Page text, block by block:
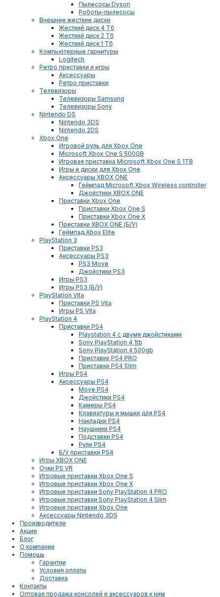
Пылесосы Dyson
Роботы-пылесосы
Внешние жесткие диски
Жесткий диск 4 Тб
Жесткий диск 2 Тб
Жесткий диск 1 Тб
Компьютерные гарнитуры
Logitech
Ретро приставки и игры
Аксессуары
Ретро приставки
Телевизоры
Телевизоры Samsung
Телевизоры Sony
Nintendo DS
Nintendo 3DS
Nintendo 2DS
Xbox One
Игровой руль для Xbox One
Microsoft Xbox One S 500GB
Игровая приставка Microsoft Xbox One S 1TB
Игры и диски для Xbox One
Аксессуары XBOX ONE
Геймпад Microsoft Xbox Wireless controller
Джойстики XBOX ONE
Приставки Xbox One
Приставки Xbox One S
Приставки Xbox One X
Приставки XBOX ONE (Б/У)
Геймпад Xbox Elite
PlayStation 3
Приставки PS3
Аксессуары PS3
PS3 Move
Джойстики PS3
Игры PS3
Игры PS3 (Б/У)
PlayStation Vita
Приставки PS Vita
Игры PS Vita
PlayStation 4
Приставки PS4
Playstation 4 с двумя джойстиками
Sony PlayStation 4 1tb
Sony PlayStation 4 500gb
Приставки PS4 PRO
Приставки PS4 Slim
Игры PS4
Аксессуары PS4
Move PS4
Джойстики PS4
Камеры PS4
Клавиатуры и мышки для PS4
Накладки PS4
Наушники PS4
Подставки PS4
Рули PS4
Б/У приставки PS4
Игры XBOX ONE
Очки PS VR
Игровые приставки Xbox One S
Игровые приставки Xbox One X
Игровые приставки Sony PlayStation 4 PRO
Игровые приставки Sony PlayStation 4 Slim
Игровые приставки Xbox One
Аксессуары Nintendo 3DS
Производители
Акции
Блог
О компании
Помощь
Гарантии
Условия оплаты
Доставка
Контакты
Оптовая продажа консолей и аксессуаров к ним